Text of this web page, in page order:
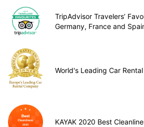
TripAdvisor Travelers’
Germany, France and
World's Leading Car
KAYAK 2020 Best